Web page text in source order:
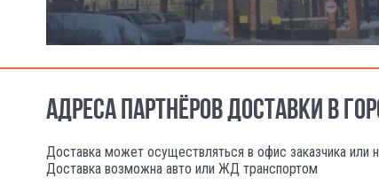
АДРЕСА ПАРТНЁРОВ ДОСТАВКИ В
Доставка может осуществляться в офис заказчика или
Доставка возможна авто или ЖД транспортом